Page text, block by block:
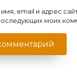
email и адрес
моих